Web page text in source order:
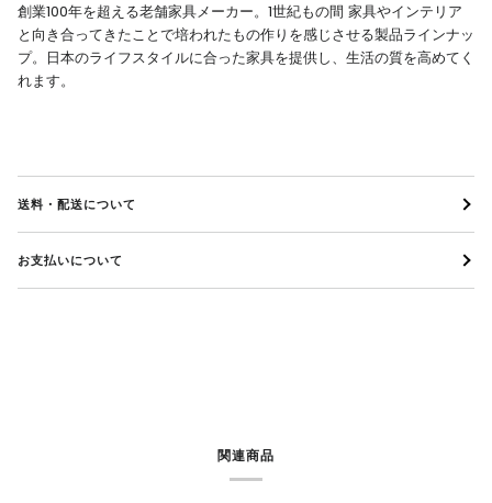
創業100年を超える老舗家具メーカー。 1世紀もの間 家具やインテリア
と向き合ってきたことで培われたもの作りを感じさせる製品ラインナッ
プ。日本のライフスタイルに合った家具を提供し、生活の質を高めてく
れます。
送料・配送について
お支払いについて
関連商品